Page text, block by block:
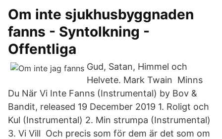
Om inte sjukhusbyggnaden
fanns - Syntolkning -
Offentliga
Gud, Satan, Himmel och
Helvete. Mark Twain Minns
Du När Vi Inte Fanns (Instrumental) by Bov &
Bandit, released 19 December 2019 1. Roligt och
Kul (Instrumental) 2. Min strumpa (Instrumental)
3. Vi Vill Och precis som för dem är det som om